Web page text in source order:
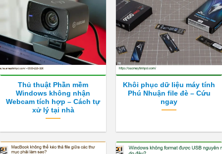
tùy
chọn
có
thể
được
chọn
trên
trang
sản
phẩm
tùy
chọn
có
thể
được
chọn
trên
trang
sản
phẩm
Thủ thuật Phần mềm
Windows không nhận
Webcam tích hợp – Cách tự
xử lý tại nhà
Khôi phục dữ liệu máy tính
Phú Nhuận file đè – Cứu
ngay